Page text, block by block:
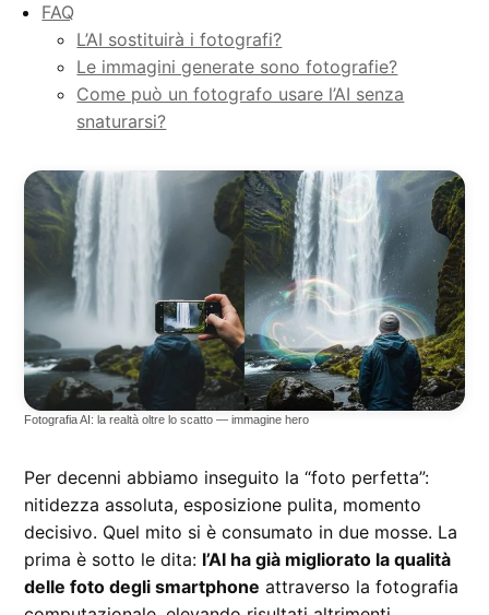
FAQ
L’AI sostituirà i fotografi?
Le immagini generate sono fotografie?
Come può un fotografo usare l’AI senza
snaturarsi?
Fotografia AI: la realtà oltre lo scatto — immagine hero
Per decenni abbiamo inseguito la “foto perfetta”:
nitidezza assoluta, esposizione pulita, momento
decisivo. Quel mito si è consumato in due mosse. La
prima è sotto le dita: l’AI ha già migliorato la qualità
delle foto degli smartphone attraverso la fotografia